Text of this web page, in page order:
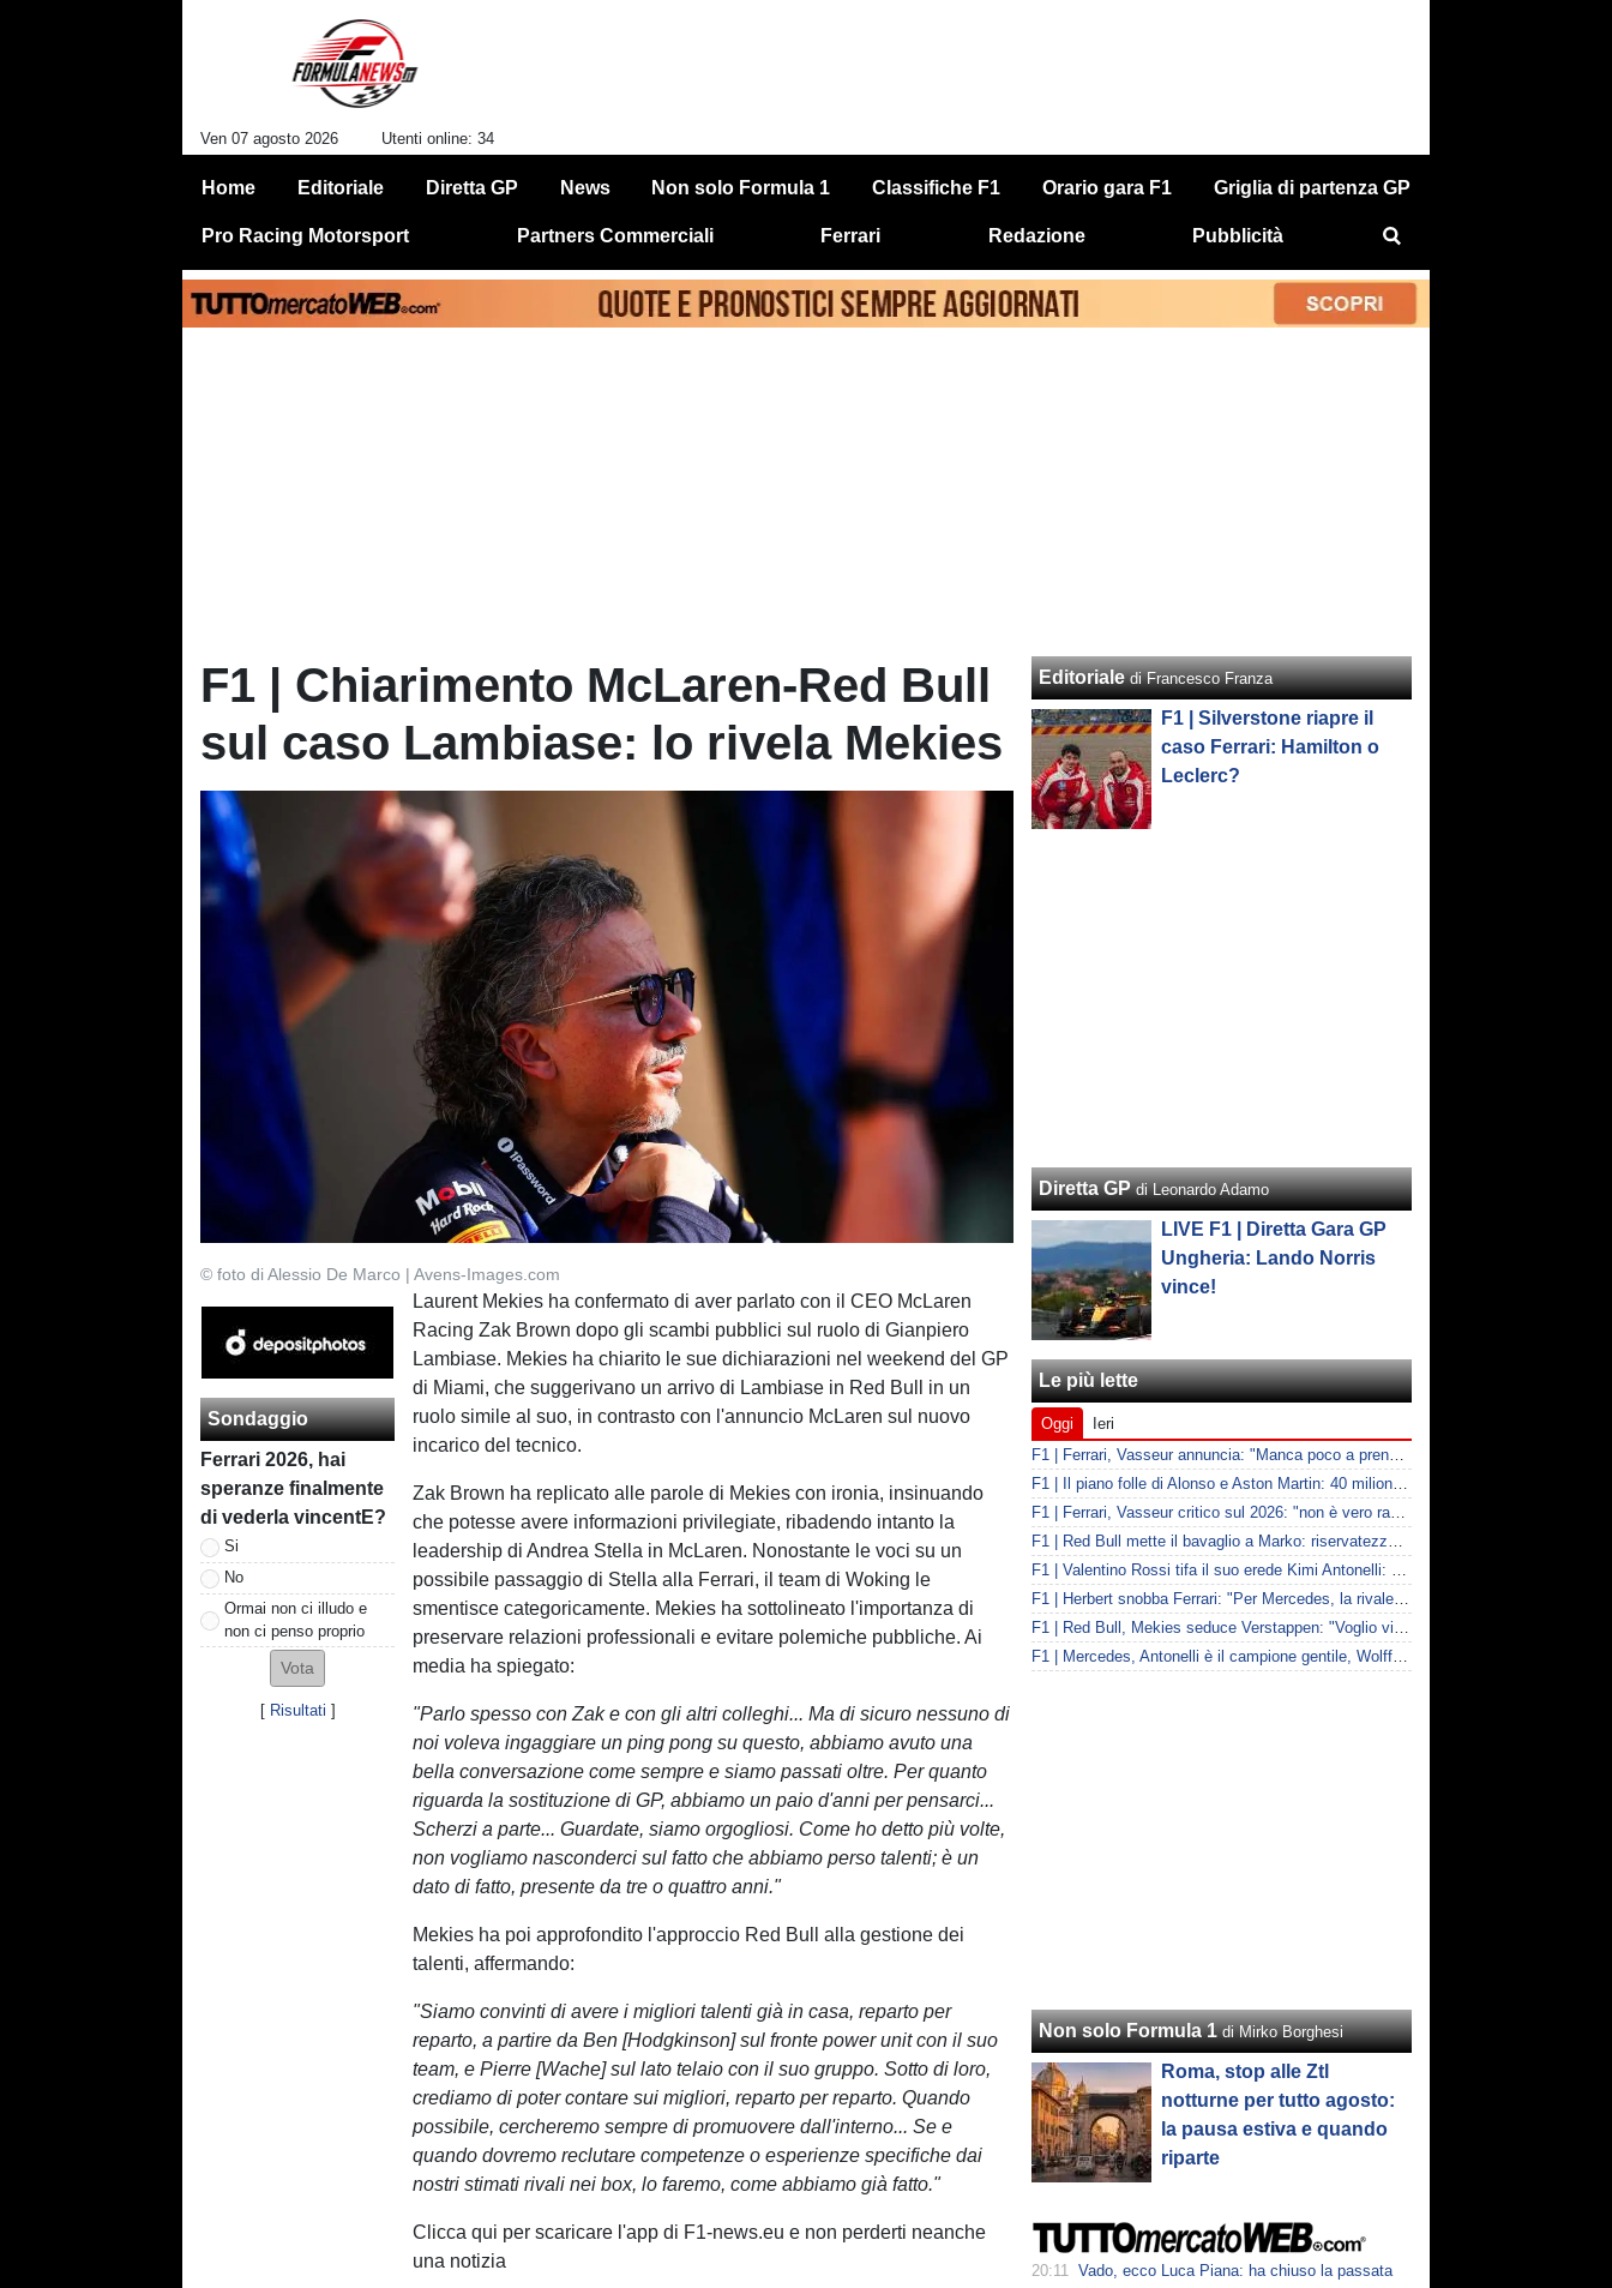
Ven 07 agosto 2026 Utenti online: 34
Home Editoriale Diretta GP News Non solo Formula 1 Classifiche F1 Orario gara F1 Griglia di partenza GP
Pro Racing Motorsport Partners Commerciali Ferrari Redazione Pubblicità
F1 | Chiarimento McLaren-Red Bull
sul caso Lambiase: lo rivela Mekies
© foto di Alessio De Marco | Avens-Images.com
Sondaggio
Ferrari 2026, hai
speranze finalmente
di vederla vincentE?
Si
No
Ormai non ci illudo e
non ci penso proprio
[ Risultati ]
Laurent Mekies ha confermato di aver parlato con il CEO McLaren
Racing Zak Brown dopo gli scambi pubblici sul ruolo di Gianpiero
Lambiase. Mekies ha chiarito le sue dichiarazioni nel weekend del GP
di Miami, che suggerivano un arrivo di Lambiase in Red Bull in un
ruolo simile al suo, in contrasto con l'annuncio McLaren sul nuovo
incarico del tecnico.
Zak Brown ha replicato alle parole di Mekies con ironia, insinuando
che potesse avere informazioni privilegiate, ribadendo intanto la
leadership di Andrea Stella in McLaren. Nonostante le voci su un
possibile passaggio di Stella alla Ferrari, il team di Woking le
smentisce categoricamente. Mekies ha sottolineato l'importanza di
preservare relazioni professionali e evitare polemiche pubbliche. Ai
media ha spiegato:
"Parlo spesso con Zak e con gli altri colleghi... Ma di sicuro nessuno di
noi voleva ingaggiare un ping pong su questo, abbiamo avuto una
bella conversazione come sempre e siamo passati oltre. Per quanto
riguarda la sostituzione di GP, abbiamo un paio d'anni per pensarci...
Scherzi a parte... Guardate, siamo orgogliosi. Come ho detto più volte,
non vogliamo nasconderci sul fatto che abbiamo perso talenti; è un
dato di fatto, presente da tre o quattro anni."
Mekies ha poi approfondito l'approccio Red Bull alla gestione dei
talenti, affermando:
"Siamo convinti di avere i migliori talenti già in casa, reparto per
reparto, a partire da Ben [Hodgkinson] sul fronte power unit con il suo
team, e Pierre [Wache] sul lato telaio con il suo gruppo. Sotto di loro,
crediamo di poter contare sui migliori, reparto per reparto. Quando
possibile, cercheremo sempre di promuovere dall'interno... Se e
quando dovremo reclutare competenze o esperienze specifiche dai
nostri stimati rivali nei box, lo faremo, come abbiamo già fatto."
Clicca qui per scaricare l'app di F1-news.eu e non perderti neanche
una notizia
Editoriale di Francesco Franza
F1 | Silverstone riapre il
caso Ferrari: Hamilton o
Leclerc?
Diretta GP di Leonardo Adamo
LIVE F1 | Diretta Gara GP
Ungheria: Lando Norris
vince!
Le più lette
Oggi
Ieri
F1 | Ferrari, Vasseur annuncia: "Manca poco a prendere Mercedes, ma non basterà l'ADUO"
F1 | Il piano folle di Alonso e Aston Martin: 40 milioni all'anno fino ai 47 anni di Nando
F1 | Ferrari, Vasseur critico sul 2026: "non è vero racing, ma non è artificiale"
F1 | Red Bull mette il bavaglio a Marko: riservatezza fino al 2026
F1 | Valentino Rossi tifa il suo erede Kimi Antonelli: "Tifo lui, non Ferrari"
F1 | Herbert snobba Ferrari: "Per Mercedes, la rivale è McLaren"
F1 | Red Bull, Mekies seduce Verstappen: "Voglio vincere anch'io"
F1 | Mercedes, Antonelli è il campione gentile, Wolff: "Non devi essere stronzo per vincere"
Non solo Formula 1 di Mirko Borghesi
Roma, stop alle Ztl
notturne per tutto agosto:
la pausa estiva e quando
riparte
20:11 Vado, ecco Luca Piana: ha chiuso la passata